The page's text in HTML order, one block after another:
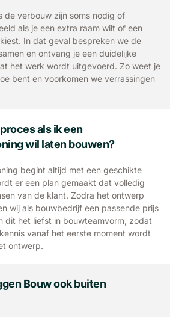
de verbouw zijn soms nodig of
als je een extra raam wilt of een
In dat geval bespreken we de
en ontvang je een duidelijke
het werk wordt uitgevoerd. Zo weet je
bent en voorkomen we verrassingen
als ik een
wil laten bouwen?
begint altijd met een geschikte
er een plan gemaakt dat volledig
van de klant. Zodra het ontwerp
wij als bouwbedrijf een passende prijs
dit het liefst in bouwteamvorm, zodat
vanaf het eerste moment wordt
ontwerp.
Bouw ook buiten